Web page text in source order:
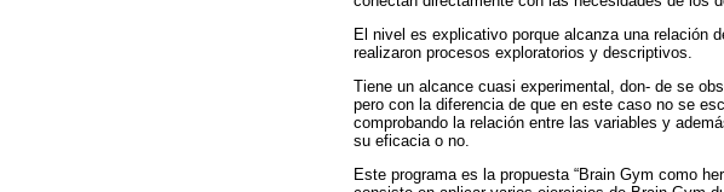
El nivel es explicativo porque alcanza una relación
realizaron procesos exploratorios y descriptivos.
Tiene un alcance cuasi experimental, don- de se
pero con la diferencia de que en este caso no se
comprobando la relación entre las variables y
su eficacia o no.
Este programa es la propuesta “Brain Gym como